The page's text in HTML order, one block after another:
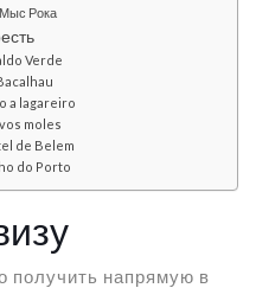
Мыс Рока
Verde
a lagareiro
moles
de Belem
do Porto
получить напрямую в